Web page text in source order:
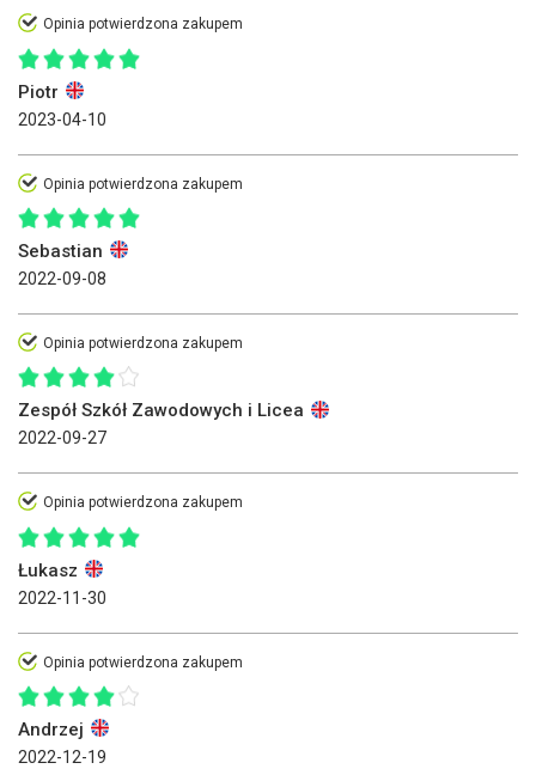
Opinia potwierdzona zakupem
Piotr
2023-04-10
Opinia potwierdzona zakupem
Sebastian
2022-09-08
Opinia potwierdzona zakupem
Zespół Szkół Zawodowych i Licea
2022-09-27
Opinia potwierdzona zakupem
Łukasz
2022-11-30
Opinia potwierdzona zakupem
Andrzej
2022-12-19